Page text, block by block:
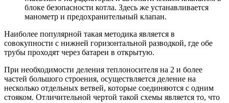
блоке безопасности котла. Здесь же устанавливается
манометр и предохранительный клапан.
Наиболее популярной такая методика является в
совокупности с нижней горизонтальной разводкой, где обе
трубы проходят через батареи в открытую.
При необходимости деления теплоносителя на 2 и более
частей большого строения, осуществляется деление на
несколько отдельных ветвей, которые соединяются с одним
стояком. Отличительной чертой такой схемы является то, что